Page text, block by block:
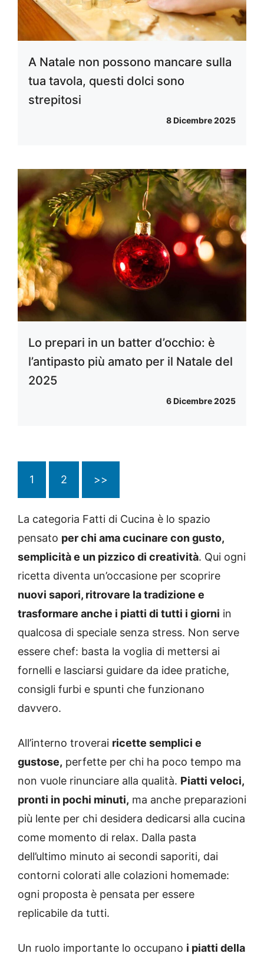
A Natale non possono mancare sulla
tua tavola, questi dolci sono
strepitosi
8 Dicembre 2025
Lo prepari in un batter d’occhio: è
l’antipasto più amato per il Natale del
2025
6 Dicembre 2025
1 2 >>
La categoria Fatti di Cucina è lo spazio
pensato per chi ama cucinare con gusto,
semplicità e un pizzico di creatività. Qui ogni
ricetta diventa un’occasione per scoprire
nuovi sapori, ritrovare la tradizione e
trasformare anche i piatti di tutti i giorni in
qualcosa di speciale senza stress. Non serve
essere chef: basta la voglia di mettersi ai
fornelli e lasciarsi guidare da idee pratiche,
consigli furbi e spunti che funzionano
davvero.
All’interno troverai ricette semplici e
gustose, perfette per chi ha poco tempo ma
non vuole rinunciare alla qualità. Piatti veloci,
pronti in pochi minuti, ma anche preparazioni
più lente per chi desidera dedicarsi alla cucina
come momento di relax. Dalla pasta
dell’ultimo minuto ai secondi saporiti, dai
contorni colorati alle colazioni homemade:
ogni proposta è pensata per essere
replicabile da tutti.
Un ruolo importante lo occupano i piatti della